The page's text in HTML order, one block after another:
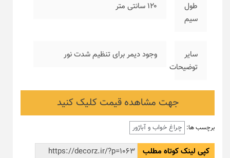
طول
سیم
۱۲۰ سانتی متر
سایر
توضیحات
وجود دیمر برای تنظیم شدت نور
جهت مشاهده قیمت کلیک کنید
برچسب ها: چراغ خواب و آباژور
کپی لینک کوتاه مطلب